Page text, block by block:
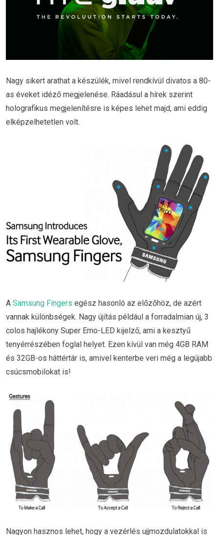
Nagy sikert arathat a készülék, mivel rendkívül divatos a 80-
as éveket idéző megjelenése. Ráadásul a hírek szerint
holografikus megjelenítésre is képes lehet majd, ami eddig
elképzelhetetlen volt.
A Samsung Fingers egész hasonló az előzőhöz, de azért
vannak különbségek. Nagy újítás például a forradalmian új, 3
colos hajlékony Super Emo-LED kijelző, ami a kesztyű
tenyérrészében foglal helyet. Ezen kívül van még 4GB RAM
és 32GB-os háttértár is, amivel kenterbe veri még a legújabb
csúcsmobilokat is!
Nagyon hasznos lehet, hogy a vezérlés ujjmozdulatokkal is